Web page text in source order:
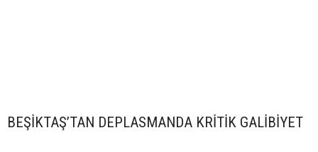
BEŞİKTAŞ’TAN DEPLASMANDA KRİTİK GALİBİYET